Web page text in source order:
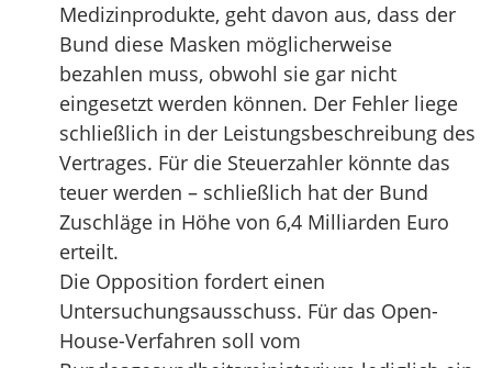
Medizinprodukte, geht davon aus, dass der
Bund diese Masken möglicherweise
bezahlen muss, obwohl sie gar nicht
eingesetzt werden können. Der Fehler liege
schließlich in der Leistungsbeschreibung des
Vertrages. Für die Steuerzahler könnte das
teuer werden – schließlich hat der Bund
Zuschläge in Höhe von 6,4 Milliarden Euro
erteilt.
Die Opposition fordert einen
Untersuchungsausschuss. Für das Open-
House-Verfahren soll vom